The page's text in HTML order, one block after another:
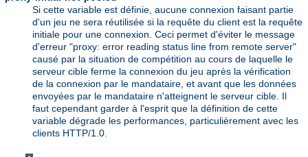
Si cette variable est définie, aucune connexion faisant partie
d'un jeu ne sera réutilisée si la requête du client est la requête
initiale pour une connexion. Ceci permet d'éviter le message
d'erreur "proxy: error reading status line from remote server"
causé par la situation de compétition au cours de laquelle le
serveur cible ferme la connexion du jeu après la vérification
de la connexion par le mandataire, et avant que les données
envoyées par le mandataire n'atteignent le serveur cible. Il
faut cependant garder à l'esprit que la définition de cette
variable dégrade les performances, particulièrement avec les
clients HTTP/1.0.